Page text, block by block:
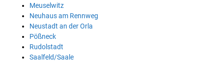
Meuselwitz
Neuhaus am Rennweg
Neustadt an der Orla
Pößneck
Rudolstadt
Saalfeld/Saale